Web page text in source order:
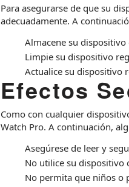
Para asegurarse de que su
adecuadamente. A
Almacene su
Limpie su dispositivo
Actualice su dispositivo
Efectos
Como con cualquier
Watch Pro. A continuación,
Asegúrese de leer y
No utilice su dispositivo
No permita que niños o